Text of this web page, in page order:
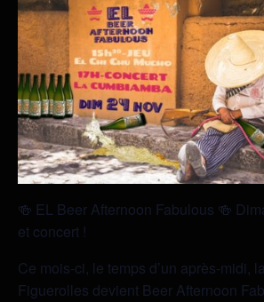
🍻 EL Beer Afternoon Fabulous 🍻
et concert !
Ce mois-ci, le temps d’un après-midi,
Figuerolles devient Beer Afternoon